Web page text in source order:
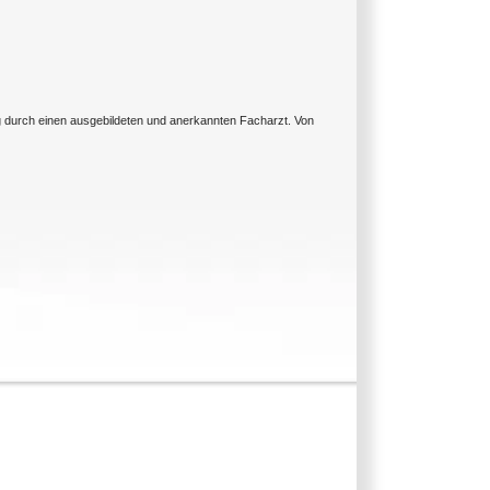
einen ausgebildeten und anerkannten Facharzt. Von